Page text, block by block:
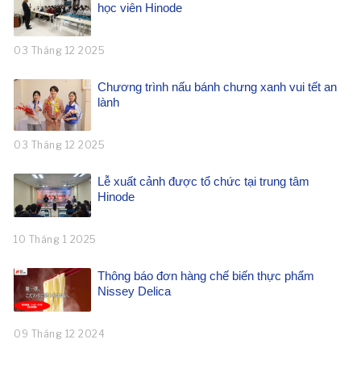
học viên Hinode
03 Tháng 12 2025
Chương trình nấu bánh chưng xanh vui tết an
lành
03 Tháng 12 2025
Lễ xuất cảnh được tổ chức tại trung tâm
Hinode
10 Tháng 1 2025
Thông báo đơn hàng chế biến thực phẩm
Nissey Delica
09 Tháng 12 2024